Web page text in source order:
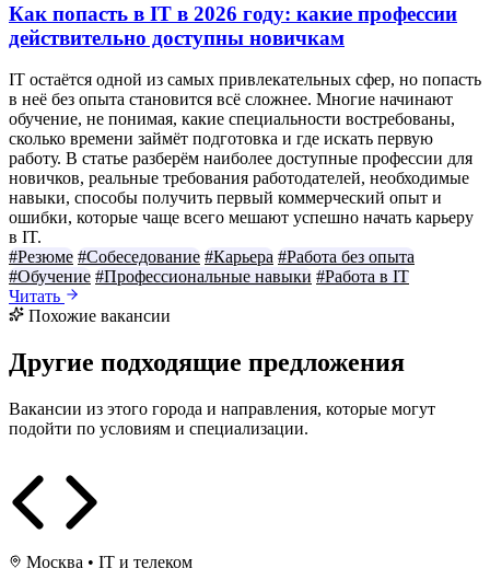
Как попасть в IT в 2026 году: какие профессии
действительно доступны новичкам
IT остаётся одной из самых привлекательных сфер, но попасть
в неё без опыта становится всё сложнее. Многие начинают
обучение, не понимая, какие специальности востребованы,
сколько времени займёт подготовка и где искать первую
работу. В статье разберём наиболее доступные профессии для
новичков, реальные требования работодателей, необходимые
навыки, способы получить первый коммерческий опыт и
ошибки, которые чаще всего мешают успешно начать карьеру
в IT.
#Резюме #Собеседование #Карьера #Работа без опыта
#Обучение #Профессиональные навыки #Работа в IT
Читать
Похожие вакансии
Другие подходящие предложения
Вакансии из этого города и направления, которые могут
подойти по условиям и специализации.
Москва • IT и телеком